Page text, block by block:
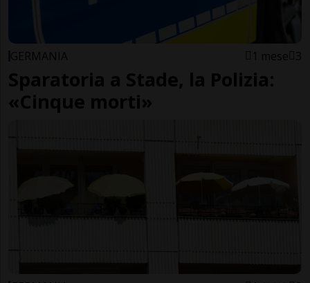
GERMANIA 1 mese 3
Sparatoria a Stade, la Polizia:
«Cinque morti»